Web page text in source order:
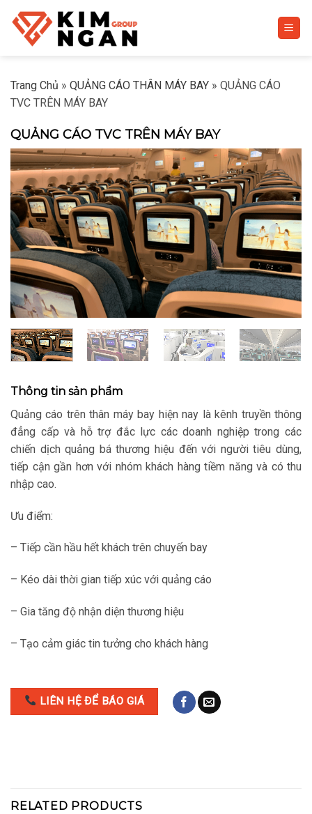
Skip
content
Trang Chủ » QUẢNG CÁO THÂN MÁY BAY » QUẢNG CÁO
TVC TRÊN MÁY BAY
QUẢNG CÁO TVC TRÊN MÁY BAY
Thông tin sản phẩm
Quảng cáo trên thân máy bay hiện nay là kênh truyền thông
đẳng cấp và hỗ trợ đắc lực các doanh nghiệp trong các
chiến dịch quảng bá thương hiệu đến với người tiêu dùng,
tiếp cận gần hơn với nhóm khách hàng tiềm năng và có thu
nhập cao.
Ưu điểm:
– Tiếp cần hầu hết khách trên chuyến bay
– Kéo dài thời gian tiếp xúc với quảng cáo
– Gia tăng độ nhận diện thương hiệu
– Tạo cảm giác tin tưởng cho khách hàng
LIÊN HỆ ĐỂ BÁO GIÁ
RELATED PRODUCTS